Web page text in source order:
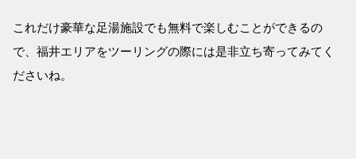
これだけ豪華な足湯施設でも無料で楽しむことができるの
で、福井エリアをツーリングの際には是非立ち寄ってみてく
ださいね。